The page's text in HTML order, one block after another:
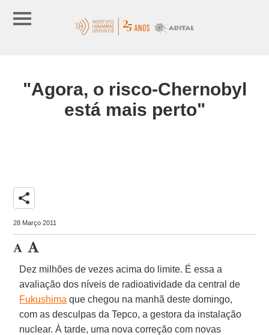
"Agora, o risco-Chernobyl
está mais perto"
share
28 Março 2011
Dez milhões de vezes acima do limite. É essa a
avaliação dos níveis de radioatividade da central de
Fukushima que chegou na manhã deste domingo,
com as desculpas da Tepco, a gestora da instalação
nuclear. À tarde, uma nova correção com novas